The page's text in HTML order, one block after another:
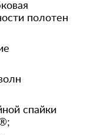
полотен
спайки